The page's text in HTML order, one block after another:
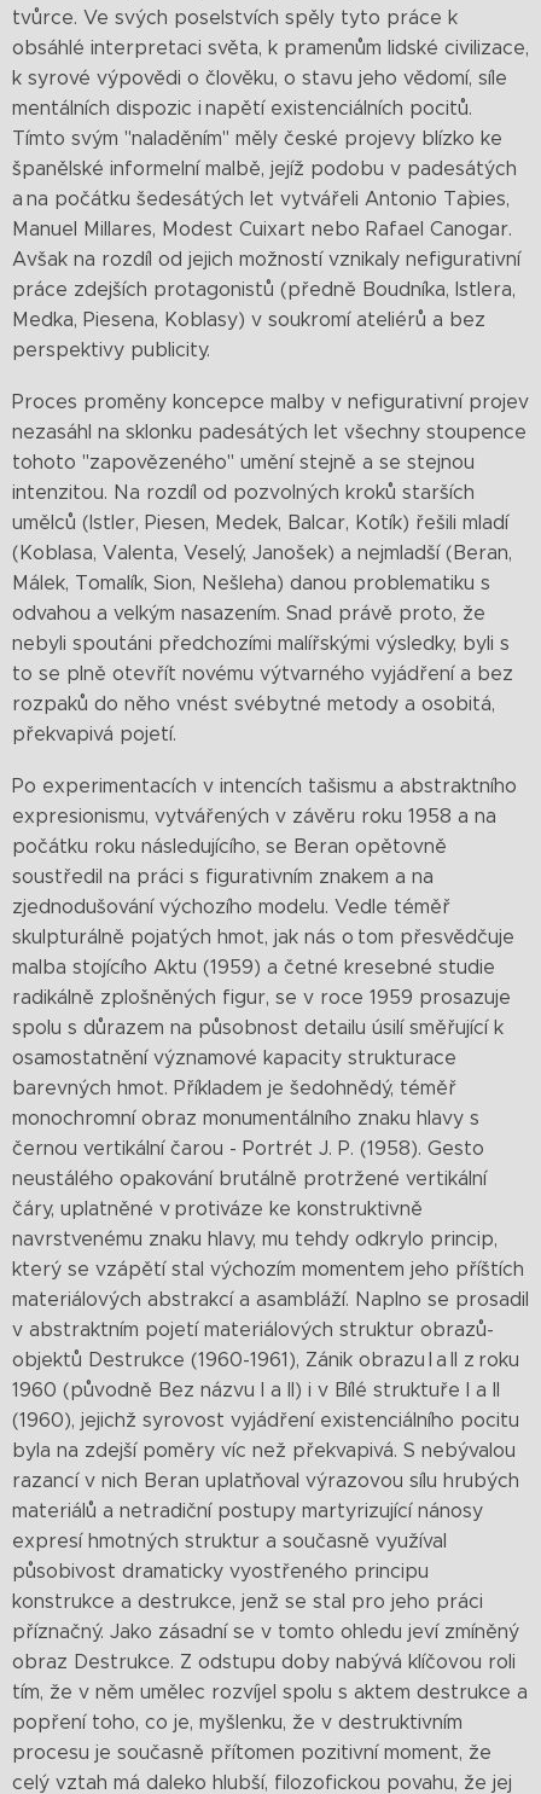
tvůrce. Ve svých poselstvích spěly tyto práce k
obsáhlé interpretaci světa, k pramenům lidské civilizace,
k syrové výpovědi o člověku, o stavu jeho vědomí, síle
mentálních dispozic i napětí existenciálních pocitů.
Tímto svým "naladěním" měly české projevy blízko ke
španělské informelní malbě, jejíž podobu v padesátých
a na počátku šedesátých let vytvářeli Antonio Ta`pies,
Manuel Millares, Modest Cuixart nebo Rafael Canogar.
Avšak na rozdíl od jejich možností vznikaly nefigurativní
práce zdejších protagonistů (předně Boudníka, Istlera,
Medka, Piesena, Koblasy) v soukromí ateliérů a bez
perspektivy publicity.
Proces proměny koncepce malby v nefigurativní projev
nezasáhl na sklonku padesátých let všechny stoupence
tohoto "zapovězeného" umění stejně a se stejnou
intenzitou. Na rozdíl od pozvolných kroků starších
umělců (Istler, Piesen, Medek, Balcar, Kotík) řešili mladí
(Koblasa, Valenta, Veselý, Janošek) a nejmladší (Beran,
Málek, Tomalík, Sion, Nešleha) danou problematiku s
odvahou a velkým nasazením. Snad právě proto, že
nebyli spoutáni předchozími malířskými výsledky, byli s
to se plně otevřít novému výtvarného vyjádření a bez
rozpaků do něho vnést svébytné metody a osobitá,
překvapivá pojetí.
Po experimentacích v intencích tašismu a abstraktního
expresionismu, vytvářených v závěru roku 1958 a na
počátku roku následujícího, se Beran opětovně
soustředil na práci s figurativním znakem a na
zjednodušování výchozího modelu. Vedle téměř
skulpturálně pojatých hmot, jak nás o tom přesvědčuje
malba stojícího Aktu (1959) a četné kresebné studie
radikálně zplošněných figur, se v roce 1959 prosazuje
spolu s důrazem na působnost detailu úsilí směřující k
osamostatnění významové kapacity strukturace
barevných hmot. Příkladem je šedohnědý, téměř
monochromní obraz monumentálního znaku hlavy s
černou vertikální čarou - Portrét J. P. (1958). Gesto
neustálého opakování brutálně protržené vertikální
čáry, uplatněné v protiváze ke konstruktivně
navrstvenému znaku hlavy, mu tehdy odkrylo princip,
který se vzápětí stal výchozím momentem jeho příštích
materiálových abstrakcí a asambláží. Naplno se prosadil
v abstraktním pojetí materiálových struktur obrazů-
objektů Destrukce (1960-1961), Zánik obrazu I a II z roku
1960 (původně Bez názvu I a II) i v Bílé struktuře I a II
(1960), jejichž syrovost vyjádření existenciálního pocitu
byla na zdejší poměry víc než překvapivá. S nebývalou
razancí v nich Beran uplatňoval výrazovou sílu hrubých
materiálů a netradiční postupy martyrizující nánosy
expresí hmotných struktur a současně využíval
působivost dramaticky vyostřeného principu
konstrukce a destrukce, jenž se stal pro jeho práci
příznačný. Jako zásadní se v tomto ohledu jeví zmíněný
obraz Destrukce. Z odstupu doby nabývá klíčovou roli
tím, že v něm umělec rozvíjel spolu s aktem destrukce a
popření toho, co je, myšlenku, že v destruktivním
procesu je současně přítomen pozitivní moment, že
celý vztah má daleko hlubší, filozofickou povahu, že jej